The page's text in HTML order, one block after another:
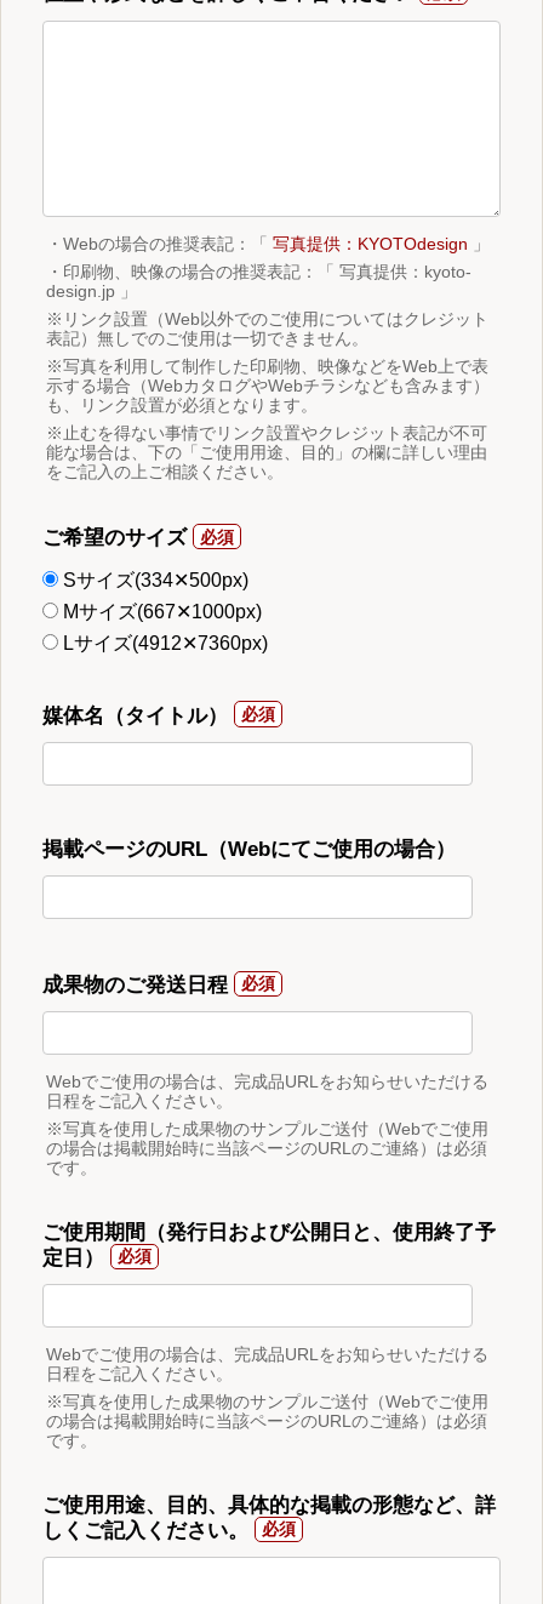
・Webの場合の推奨表記：「 写真提供：KYOTOdesign 」
・印刷物、映像の場合の推奨表記：「 写真提供：kyoto-
design.jp 」
※リンク設置（Web以外でのご使用についてはクレジット
表記）無しでのご使用は一切できません。
※写真を利用して制作した印刷物、映像などをWeb上で表
示する場合（WebカタログやWebチラシなども含みます）
も、リンク設置が必須となります。
※止むを得ない事情でリンク設置やクレジット表記が不可
能な場合は、下の「ご使用用途、目的」の欄に詳しい理由
をご記入の上ご相談ください。
ご希望のサイズ
Sサイズ(334✕500px)
Mサイズ(667✕1000px)
Lサイズ(4912✕7360px)
媒体名（タイトル）
掲載ページのURL（Webにてご使用の場合）
成果物のご発送日程
Webでご使用の場合は、完成品URLをお知らせいただける
日程をご記入ください。
※写真を使用した成果物のサンプルご送付（Webでご使用
の場合は掲載開始時に当該ページのURLのご連絡）は必須
です。
ご使用期間（発行日および公開日と、使用終了予
定日）
Webでご使用の場合は、完成品URLをお知らせいただける
日程をご記入ください。
※写真を使用した成果物のサンプルご送付（Webでご使用
の場合は掲載開始時に当該ページのURLのご連絡）は必須
です。
ご使用用途、目的、具体的な掲載の形態など、詳
しくご記入ください。